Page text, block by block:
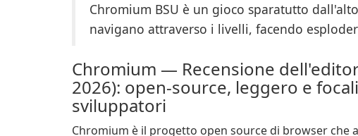
Chromium BSU è un gioco sparatutto
navigano attraverso i livelli, facendo
Chromium — Recensione
2026): open-source, leggero e
sviluppatori
Chromium è il progetto open source di browser che